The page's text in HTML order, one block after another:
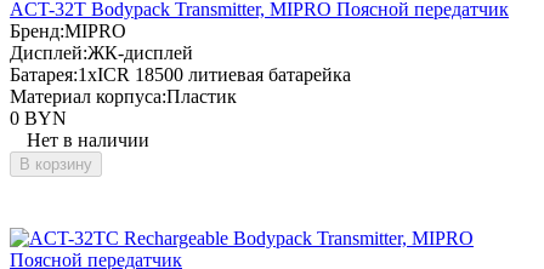
ACT-32T Bodypack Transmitter, MIPRO Поясной передатчик
Бренд:MIPRO
Дисплей:ЖК-дисплей
Батарея:1xICR 18500 литиевая батарейка
Материал корпуса:Пластик
0 BYN
Нет в наличии
В корзину